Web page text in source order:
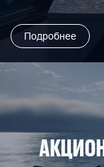
Подробнее